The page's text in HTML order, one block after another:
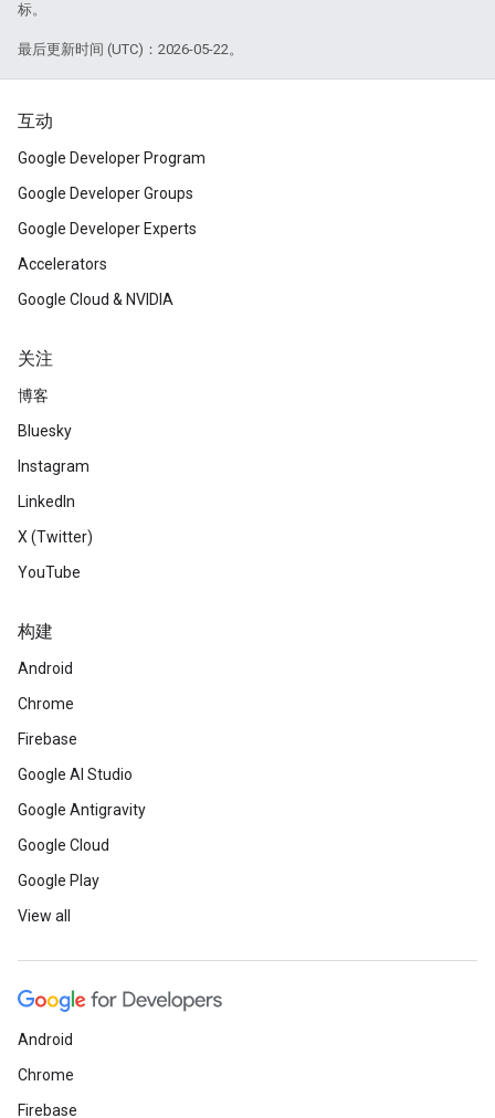
标。
最后更新时间 (UTC)：2026-05-22。
互动
Google Developer Program
Google Developer Groups
Google Developer Experts
Accelerators
Google Cloud & NVIDIA
关注
博客
Bluesky
Instagram
LinkedIn
X (Twitter)
YouTube
构建
Android
Chrome
Firebase
Google AI Studio
Google Antigravity
Google Cloud
Google Play
View all
Android
Chrome
Firebase